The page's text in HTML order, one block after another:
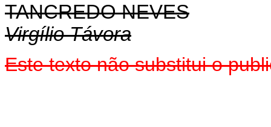
TANCREDO NEVES
Virgílio Távora
Este texto não substitui o